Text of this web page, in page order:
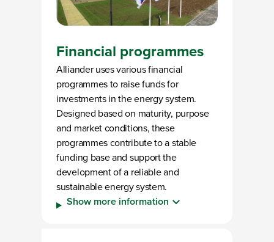
Financial programmes
Alliander uses various financial
programmes to raise funds for
investments in the energy system.
Designed based on maturity, purpose
and market conditions, these
programmes contribute to a stable
funding base and support the
development of a reliable and
sustainable energy system.
Show more information